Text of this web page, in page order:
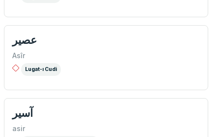
عصير
Asîr
Lugat-ı Cudi
آسیر
asir